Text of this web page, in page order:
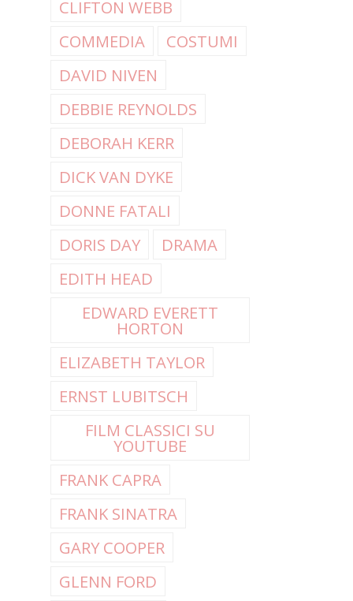
CLIFTON WEBB
COMMEDIA
COSTUMI
DAVID NIVEN
DEBBIE REYNOLDS
DEBORAH KERR
DICK VAN DYKE
DONNE FATALI
DORIS DAY
DRAMA
EDITH HEAD
EDWARD EVERETT
HORTON
ELIZABETH TAYLOR
ERNST LUBITSCH
FILM CLASSICI SU
YOUTUBE
FRANK CAPRA
FRANK SINATRA
GARY COOPER
GLENN FORD